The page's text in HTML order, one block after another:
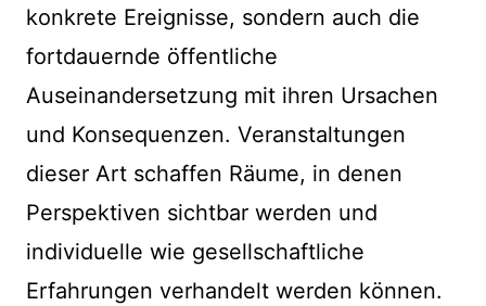
konkrete Ereignisse, sondern auch die
fortdauernde öffentliche
Auseinandersetzung mit ihren Ursachen
und Konsequenzen. Veranstaltungen
dieser Art schaffen Räume, in denen
Perspektiven sichtbar werden und
individuelle wie gesellschaftliche
Erfahrungen verhandelt werden können.